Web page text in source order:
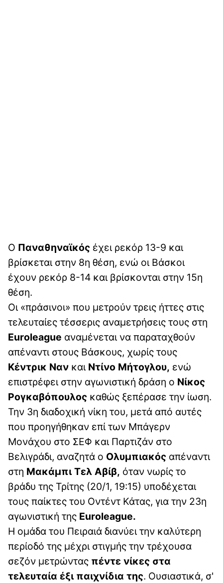
Ο Παναθηναϊκός έχει ρεκόρ 13-9 και
βρίσκεται στην 8η θέση, ενώ οι Βάσκοι
έχουν ρεκόρ 8-14 και βρίσκονται στην 15η
θέση.
Οι «πράσινοι» που μετρούν τρεις ήττες στις
τελευταίες τέσσερις αναμετρήσεις τους στη
Euroleague αναμένεται να παραταχθούν
απέναντι στους Βάσκους, χωρίς τους
Κέντρικ Ναν και Ντίνο Μήτογλου, ενώ
επιστρέφει στην αγωνιστική δράση ο Νίκος
Ρογκαβόπουλος καθώς ξεπέρασε την ίωση.
Την 3η διαδοχική νίκη του, μετά από αυτές
που προηγήθηκαν επί των Μπάγερν
Μονάχου στο ΣΕΦ και Παρτιζάν στο
Βελιγράδι, αναζητά ο Ολυμπιακός απέναντι
στη Μακάμπι Τελ Αβίβ, όταν νωρίς το
βράδυ της Τρίτης (20/1, 19:15) υποδέχεται
τους παίκτες του Οντέντ Κάτας, για την 23η
αγωνιστική της Euroleague.
Η ομάδα του Πειραιά διανύει την καλύτερη
περίοδό της μέχρι στιγμής την τρέχουσα
σεζόν μετρώντας πέντε νίκες στα
τελευταία έξι παιχνίδια της. Ουσιαστικά, σ'